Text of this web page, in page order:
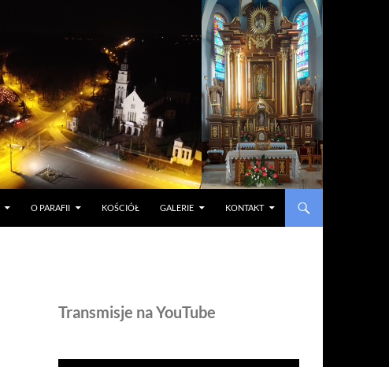
O PARAFII KOŚCIÓŁ GALERIE KONTAKT
Transmisje na YouTube